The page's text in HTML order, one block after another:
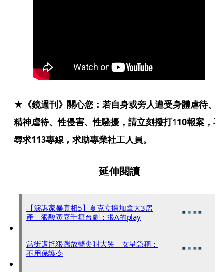
★《鏡週刊》關心您：若自身或旁人遭受身體虐待、
精神虐待、性侵害、性騷擾，請立刻撥打110報案，
尋求113專線，求助專業社工人員。
延伸閱讀
【淚訴家暴真相5】夏克立擁加拿大3房
產 狠酸黃嘉千舞台劇：很A的play
當街遭尪狠踹放聲尖叫大哭 女星急稱：
不用保護令